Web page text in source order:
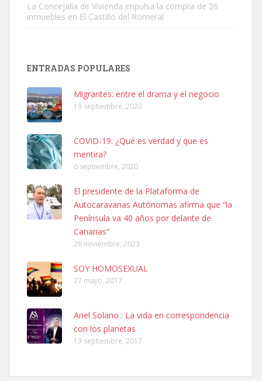
Leales.org » Gran Canaria
SHIBA PERDIDO AVDA JOSE MESA Y LOPEZ
PERRO MACHO RAZA SHIBA CON MICROCHIP PERDIDO HOY
06/07/2025 ZONA MESA Y LOPEZ. ES MUY ASUSTADIZO
Leales.org » Gran Canaria
6.7.2025
Ninfa perdida
El día 5 se los perdió una ninfa papillera, asustada tiene miedo a la
calle, se perdió por la zon...
La Concejalía de Vivienda impulsa la compra de 26
inmuebles en El Castillo del Romeral
ENTRADAS POPULARES
Migrantes: entre el drama y el negocio
19 septiembre, 2020
COVID-19: ¿Qué es verdad y que es
mentira?
6 septiembre, 2020
El presidente de la Plataforma de
Autocaravanas Autónomas afirma que “la
Península va 40 años por delante de
Canarias”
26 noviembre, 2023
SOY HOMOSEXUAL
27 mayo, 2017
Ariel Solano : La vida en correspondencia
con los planetas
13 septiembre, 2017